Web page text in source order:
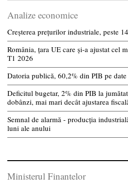
Analize economice
Creșterea prețurilor industriale, peste
România, țara UE care și-a ajustat cel
T1 2026
Datoria publică, 60,2% din PIB pe
Deficitul bugetar, 2% din PIB la
dobânzi, mai mari decât ajustarea
Semnal de alarmă - producția
luni ale anului
Ministerul Finantelor